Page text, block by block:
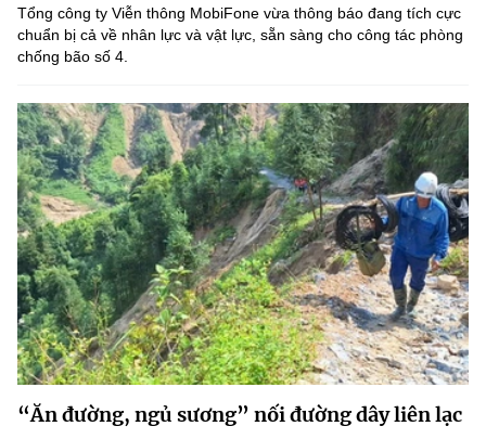
Tổng công ty Viễn thông MobiFone vừa thông báo đang tích cực
chuẩn bị cả về nhân lực và vật lực, sẵn sàng cho công tác phòng
chống bão số 4.
“Ăn đường, ngủ sương” nối đường dây liên lạc